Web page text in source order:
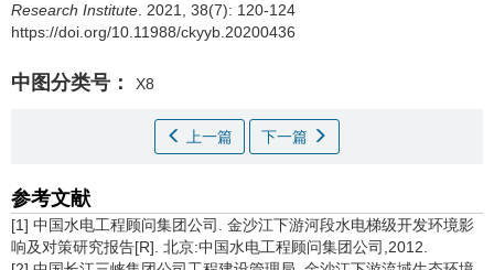
Research Institute . 2021, 38(7): 120-124
https://doi.org/10.11988/ckyyb.20200436
中图分类号： X8
上一篇 下一篇
参考文献
[1] 中国水电工程顾问集团公司. 金沙江下游河段水电梯级开发环境影
响及对策研究报告[R]. 北京:中国水电工程顾问集团公司,2012.